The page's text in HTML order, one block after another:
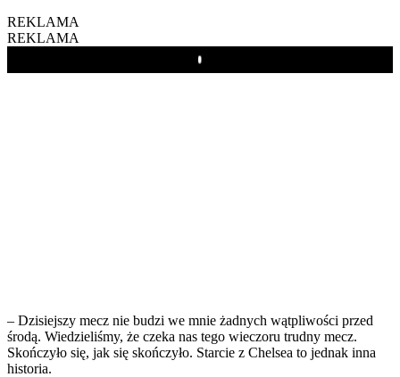
REKLAMA
REKLAMA
Play
– Dzisiejszy mecz nie budzi we mnie żadnych wątpliwości przed
środą. Wiedzieliśmy, że czeka nas tego wieczoru trudny mecz.
Skończyło się, jak się skończyło. Starcie z Chelsea to jednak inna
historia.